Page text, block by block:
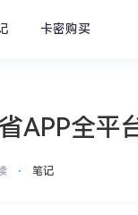
卡密购买
APP全平
⋅ 笔记